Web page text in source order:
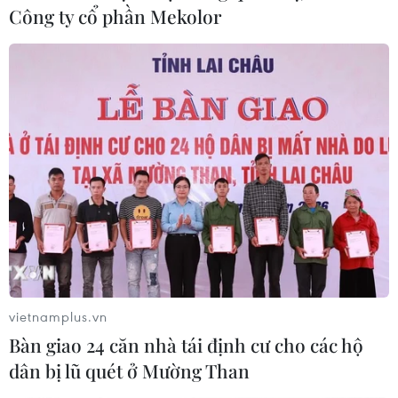
Đắk Lắk truy quét, xử lý tình trạng
phá rừng, lấn chiếm đất rừng
06/08/2026 12:36
Cảnh báo mưa cường độ lớn trên
100mm tại Bắc Bộ, Thanh Hóa và
Nghệ An
06/08/2026 10:23
Mưa lớn kéo dài gây nhiều thiệt hại
về nhà ở, giao thông tại tỉnh Sơn La
06/08/2026 09:48
Công ty cổ phần Mekolor
vietnamplus.vn
Bàn giao 24 căn nhà tái định cư cho các hộ
dân bị lũ quét ở Mường Than